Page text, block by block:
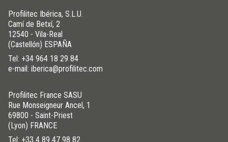
Profilitec Ibérica, S.L.U.
Camí de Betxí, 2
12540 - Vila-Real
(Castellón) ESPAÑA
Tel: +34 964 18 29 84
e-mail: iberica@profilitec.com
Profilitec France SASU
Rue Monseigneur Ancel, 1
69800 - Saint-Priest
(Lyon) FRANCE
Tel: +33 4 89 47 98 82